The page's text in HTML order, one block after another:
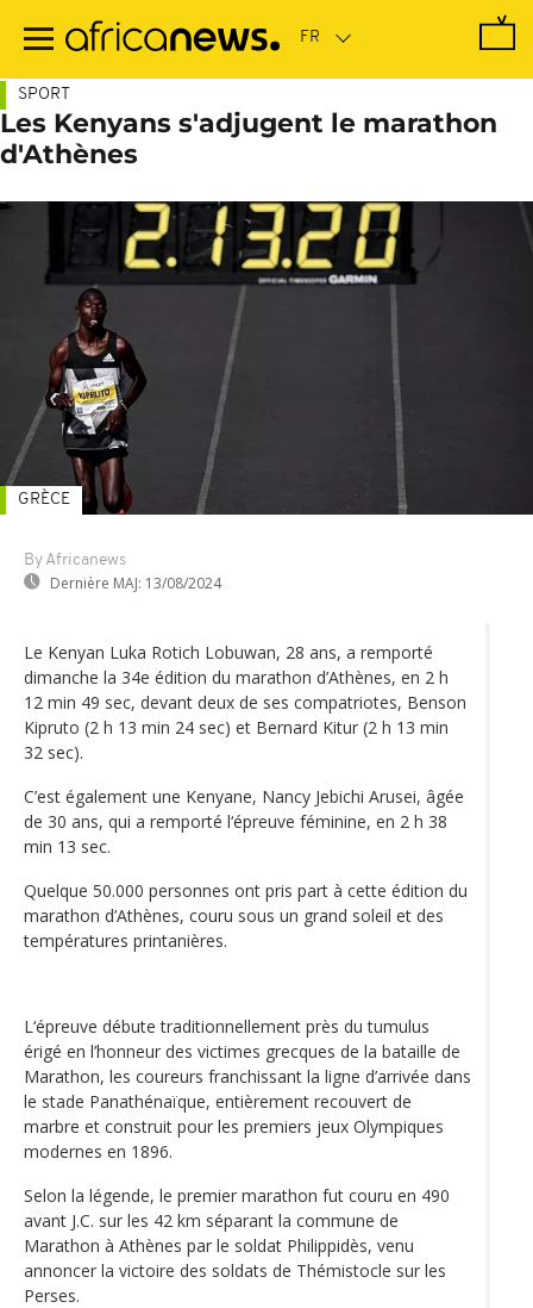
contenu
SPORT
Les Kenyans s'adjugent le marathon
d'Athènes
By Africanews
Dernière MAJ: 13/08/2024
GRÈCE
Le Kenyan Luka Rotich Lobuwan, 28 ans, a remporté
dimanche la 34e édition du marathon d’Athènes, en 2 h
12 min 49 sec, devant deux de ses compatriotes, Benson
Kipruto (2 h 13 min 24 sec) et Bernard Kitur (2 h 13 min
32 sec).
C’est également une Kenyane, Nancy Jebichi Arusei, âgée
de 30 ans, qui a remporté l‘épreuve féminine, en 2 h 38
min 13 sec.
Quelque 50.000 personnes ont pris part à cette édition du
marathon d’Athènes, couru sous un grand soleil et des
températures printanières.
L‘épreuve débute traditionnellement près du tumulus
érigé en l’honneur des victimes grecques de la bataille de
Marathon, les coureurs franchissant la ligne d’arrivée dans
le stade Panathénaïque, entièrement recouvert de
marbre et construit pour les premiers jeux Olympiques
modernes en 1896.
Selon la légende, le premier marathon fut couru en 490
avant J.C. sur les 42 km séparant la commune de
Marathon à Athènes par le soldat Philippidès, venu
annoncer la victoire des soldats de Thémistocle sur les
Perses.